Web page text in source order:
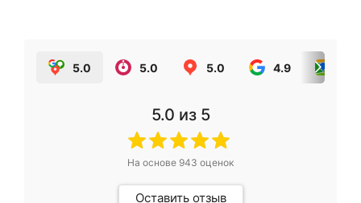
5.0 5.0 5.0 4.9
5.0 из 5
На основе 943 оценок
Оставить отзыв